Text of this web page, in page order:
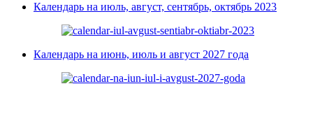
Календарь на июль, август, сентябрь, октябрь 2023
Календарь на июнь, июль и август 2027 года